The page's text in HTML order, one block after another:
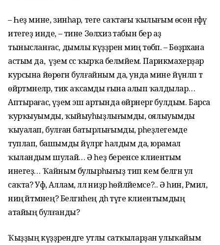
– Һеҙ мине, зинһар, теге саҡтағы ҡылығым өсөн ғәфү
итегеҙ инде, – тине Зөлхизә табын бер аҙ
тынысланғас, дымлы күҙҙәрен миңә төбәп. – Бөҙрәхана
астым да, ә үҙем сәс ҡырҡа белмәйем. Парикмахерҙар
курсына йөрөгән булғайным да, унда мине йүнләп тә
өйрәтмәнеләр, тик аҡсамды ғына алып ҡалдылар…
Аптырағас, үҙем эш артында өйрәнергә булдым. Барса
ҡурҡыуымды, ҡыйыуһыҙлығымды, оялыуымды
ҡыуалап, булған батырлығымды, әрһеҙлегемде
туплап, башымды йүләргә һалдым да, юрамал
ҡыландым шулай… Ә һеҙ беренсе клиентым
инегеҙ… Ҡайным булырһығыҙ тип кем белгән ул
саҡта? Уф, Аллам, әллә ниҙәр һөйләйемсе?.. Ә һин, Рәмил,
ниңә әйтмәнең? Белгәнһең дәһә тәүге клиентымдың
атайың булғанды?
Ҡыҙҙың күҙҙәрендәге утлы сатҡыларҙан улыҡайым